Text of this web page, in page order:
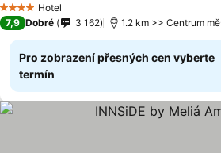
4 Počet hvězdiček
Hotel
7,9 Dobré 3 162 1.2 km >> Centrum
Pro zobrazení přesných cen vyberte
termín